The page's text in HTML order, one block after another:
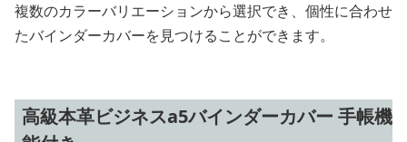
複数のカラーバリエーションから選択でき、個性に合わせ
たバインダーカバーを見つけることができます。
高級本革ビジネスa5バインダーカバー 手帳機